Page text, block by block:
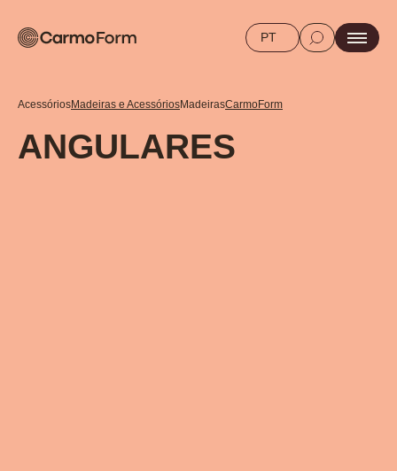
PT
AcessóriosMadeiras e AcessóriosMadeirasCarmoForm
ANGULARES